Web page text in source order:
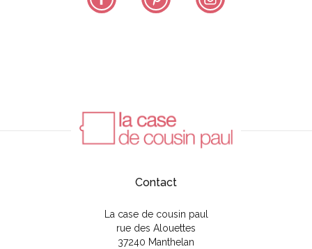
Contact
La case de cousin paul
rue des Alouettes
37240 Manthelan